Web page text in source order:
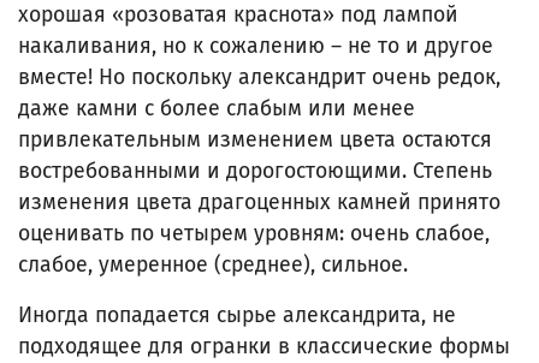
хорошая «розоватая краснота» под лампой
накаливания, но к сожалению – не то и другое
вместе! Но поскольку александрит очень редок,
даже камни с более слабым или менее
привлекательным изменением цвета остаются
востребованными и дорогостоющими. Степень
изменения цвета драгоценных камней принято
оценивать по четырем уровням: очень слабое,
слабое, умеренное (среднее), сильное.
Иногда попадается сырье александрита, не
подходящее для огранки в классические формы